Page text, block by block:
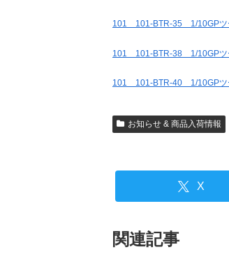
101 101-BTR-35 1/10GPツ
101 101-BTR-38 1/10GPツ
101 101-BTR-40 1/10GPツ
お知らせ & 商品入荷情報
X
関連記事